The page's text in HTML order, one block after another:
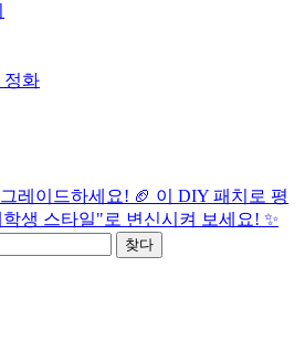
정화
레이드하세요! 🏈 이 DIY 패치로 평
생 스타일"로 변신시켜 보세요! ✨